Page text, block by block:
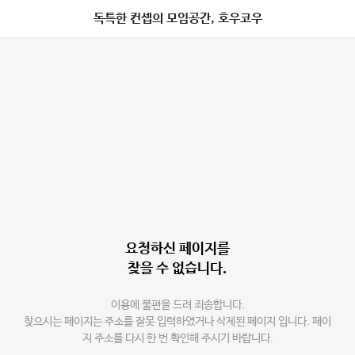
독특한 컨셉의 모임공간, 호우코우
요청하신 페이지를
찾을 수 없습니다.
이용에 불편을 드려 죄송합니다.
찾으시는 페이지는 주소를 잘못 입력하였거나 삭제된 페이지 입니다. 페이
지 주소를 다시 한 번 확인해 주시기 바랍니다.